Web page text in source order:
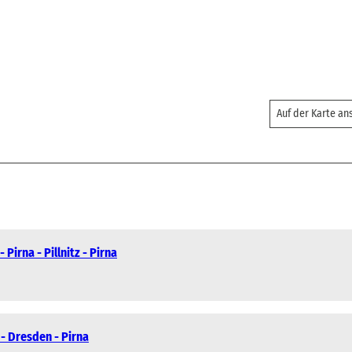
Auf der Karte
Pirna - Pillnitz - Pirna
Dresden - Pirna